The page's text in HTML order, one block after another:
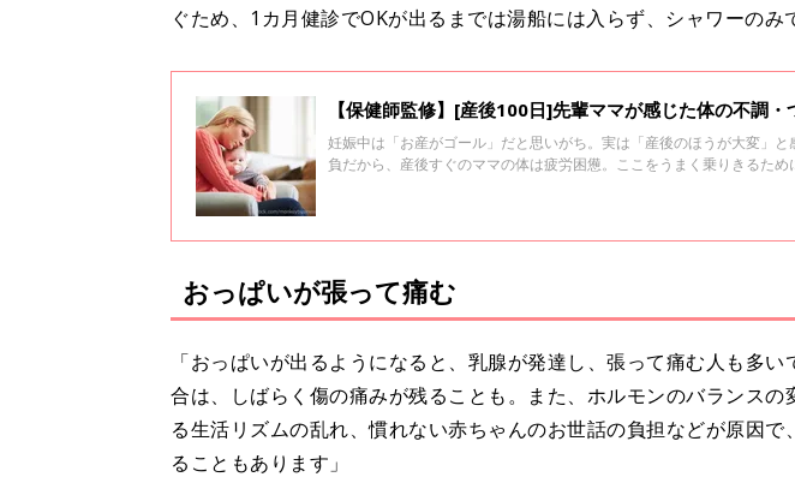
ぐため、1カ月健診でOKが出るまでは湯船には入らず、シャワーのみ
【保健師監修】[産後100日]先輩ママが感じた体の不調
妊娠中は「お産がゴール」だと思いがち。実は「産後のほうが大変」
負だから、産後すぐのママの体は疲労困憊。ここをうまく乗りきるた
おっぱいが張って痛む
「おっぱいが出るようになると、乳腺が発達し、張って痛む人も多い
合は、しばらく傷の痛みが残ることも。また、ホルモンのバランスの
る生活リズムの乱れ、慣れない赤ちゃんのお世話の負担などが原因で
ることもあります」